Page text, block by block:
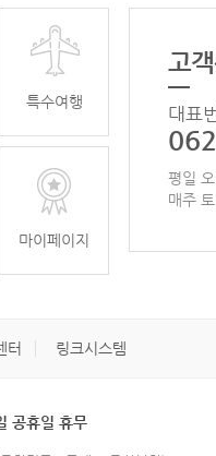
특수여행
마이페이지
고
대표
평일
매주
터 링크시스템
공휴일 휴무